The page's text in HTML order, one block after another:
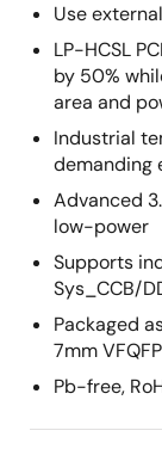
Use
LP-HCSL
by 50%
area and
Industrial
demanding
Advanced
low-power
Supports
Sys_CCB/
Packaged
7mm
Pb-free,